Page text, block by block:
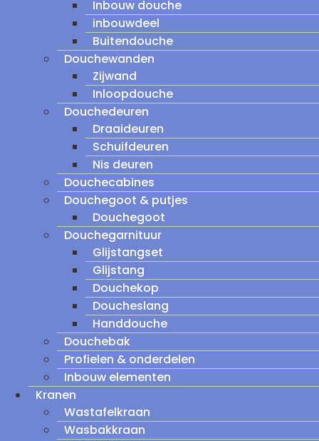
Inbouw douche
inbouwdeel
Buitendouche
Douchewanden
Zijwand
Inloopdouche
Douchedeuren
Draaideuren
Schuifdeuren
Nis deuren
Douchecabines
Douchegoot & putjes
Douchegoot
Douchegarnituur
Glijstangset
Glijstang
Douchekop
Doucheslang
Handdouche
Douchebak
Profielen & onderdelen
Inbouw elementen
Kranen
Wastafelkraan
Wasbakkraan